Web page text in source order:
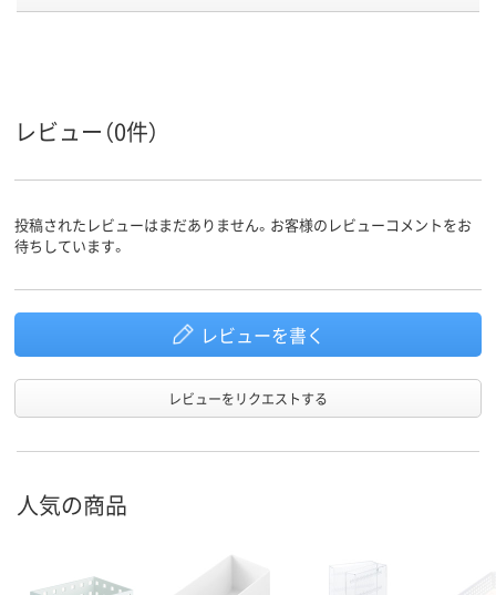
50
レビュー（0件）
投稿されたレビューはまだありません。お客様のレビューコメントをお
待ちしています。
レビューを書く
レビューをリクエストする
人気の商品